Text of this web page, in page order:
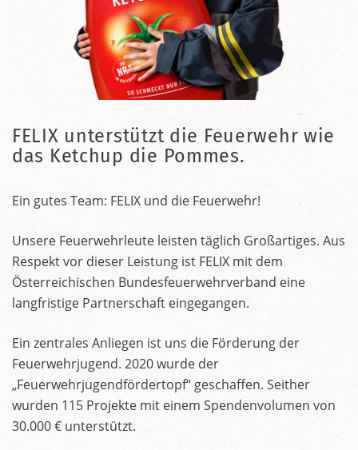
FELIX unterstützt die Feuerwehr wie
das Ketchup die Pommes.
Ein gutes Team: FELIX und die Feuerwehr!
Unsere Feuerwehrleute leisten täglich Großartiges. Aus
Respekt vor dieser Leistung ist FELIX mit dem
Österreichischen Bundesfeuerwehrverband eine
langfristige Partnerschaft eingegangen.
Ein zentrales Anliegen ist uns die Förderung der
Feuerwehrjugend. 2020 wurde der
„Feuerwehrjugendfördertopf“ geschaffen. Seither
wurden 115 Projekte mit einem Spendenvolumen von
30.000 € unterstützt.